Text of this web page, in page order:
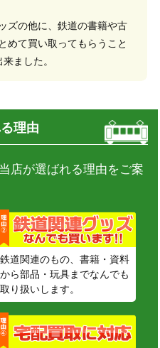
ズの他に、鉄道の書籍や古
めて買い取ってもらうこと
ました。
理由
店が選ばれる理由をご案
鉄道関連のもの、書籍・資料
から部品・玩具までなんでも
取り扱いします。